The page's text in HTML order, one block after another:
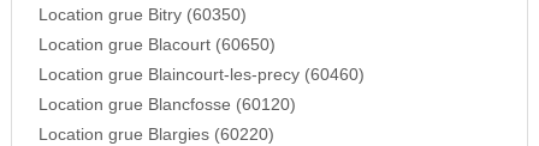
Location grue Bitry (60350)
Location grue Blacourt (60650)
Location grue Blaincourt-les-precy (60460)
Location grue Blancfosse (60120)
Location grue Blargies (60220)